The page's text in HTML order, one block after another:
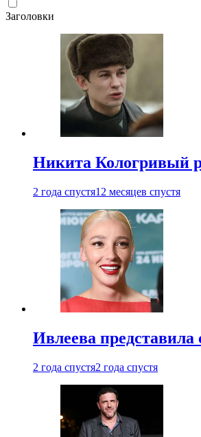
Заголовки
Никита Кологривый
2 года спустя12 месяцев спустя
Ивлеева представила
2 года спустя2 года спустя